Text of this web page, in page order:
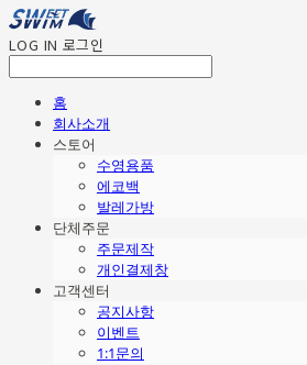
LOG IN 로그인
홈
회사소개
스토어
수영용품
에코백
발레가방
단체주문
주문제작
개인결제창
고객센터
공지사항
이벤트
1:1문의